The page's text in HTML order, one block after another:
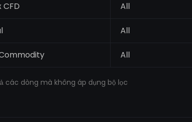
CFD All
All
All
các dòng mà không áp dụng bộ lọc